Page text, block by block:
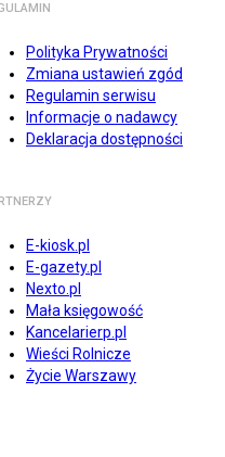
Polityka Prywatności
Zmiana ustawień zgód
Regulamin serwisu
Informacje o nadawcy
Deklaracja dostępności
E-kiosk.pl
E-gazety.pl
Nexto.pl
Mała księgowość
Kancelarierp.pl
Wieści Rolnicze
Życie Warszawy